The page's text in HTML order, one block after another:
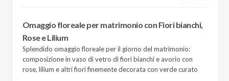
Omaggio floreale per matrimonio con Fiori bianchi,
Rose e Lilium
Splendido omaggio floreale per il giorno del matrimonio:
composizione in vaso di vetro di fiori bianchi e avorio con
rose, lilium e altri fiori finemente decorata con verde curato